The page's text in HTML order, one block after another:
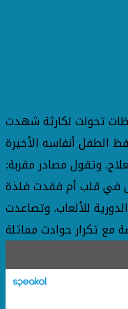
تحولت لكارثة شهدت
الطفل أنفاسه الأخيرة
وتقول مصادر مقربة:
في قلب أم فقدت فلذة
للألعاب. وتصاعدت